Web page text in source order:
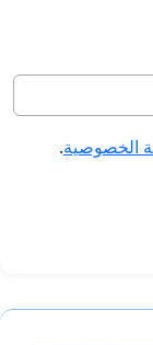
الخصوصية.